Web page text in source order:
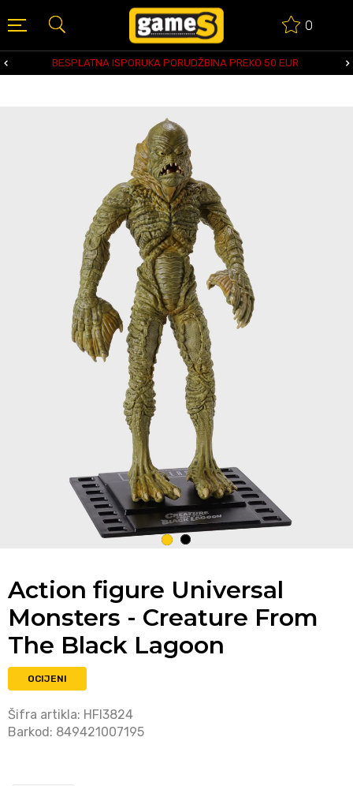
0
BESPLATNA ISPORUKA PORUDŽBINA PREKO 50 EUR
1 2
Action figure Universal
Monsters - Creature From
The Black Lagoon
OCIJENI
Šifra artikla: HFI3824
Barkod: 849421007195